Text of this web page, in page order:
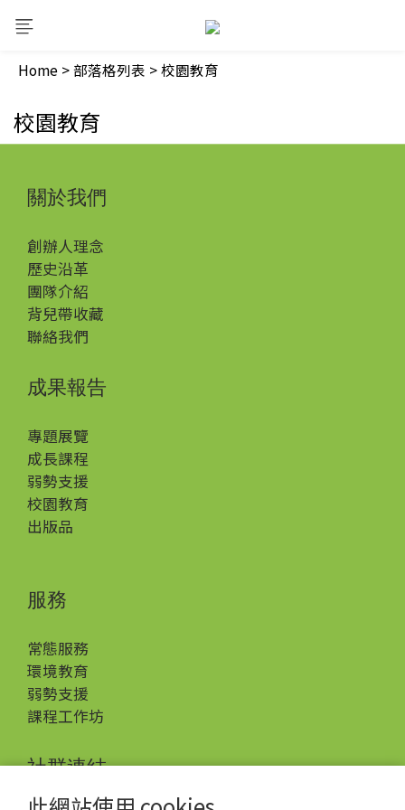
Home >部落格列表 >校園教育
校園教育
關於我們
創辦人理念
歷史沿革
團隊介紹
背兒帶收藏
聯絡我們
成果報告
專題展覽
成長課程
弱勢支援
校園教育
出版品
服務
常態服務
環境教育
弱勢支援
課程工作坊
社群連結